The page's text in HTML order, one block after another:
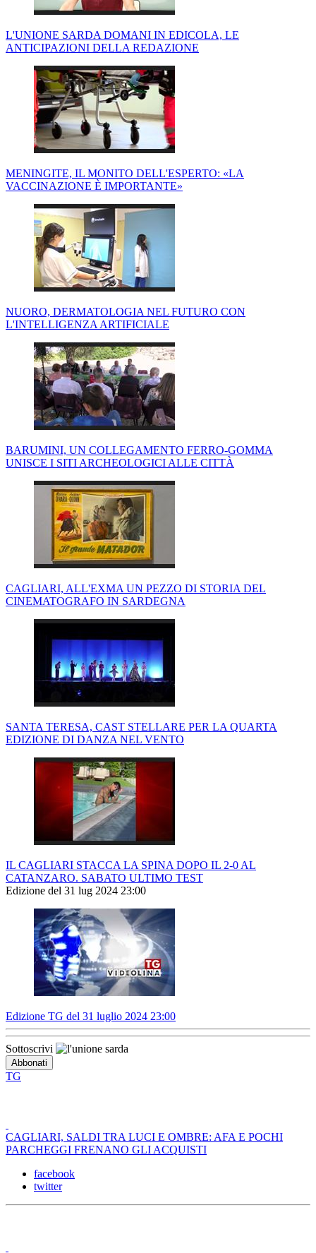
L'UNIONE SARDA DOMANI IN EDICOLA, LE
ANTICIPAZIONI DELLA REDAZIONE
MENINGITE, IL MONITO DELL'ESPERTO: «LA
VACCINAZIONE È IMPORTANTE»
NUORO, DERMATOLOGIA NEL FUTURO CON
L'INTELLIGENZA ARTIFICIALE
BARUMINI, UN COLLEGAMENTO FERRO-GOMMA
UNISCE I SITI ARCHEOLOGICI ALLE CITTÀ
CAGLIARI, ALL'EXMA UN PEZZO DI STORIA DEL
CINEMATOGRAFO IN SARDEGNA
SANTA TERESA, CAST STELLARE PER LA QUARTA
EDIZIONE DI DANZA NEL VENTO
IL CAGLIARI STACCA LA SPINA DOPO IL 2-0 AL
CATANZARO. SABATO ULTIMO TEST
Edizione del 31 lug 2024 23:00
Edizione TG del 31 luglio 2024 23:00
Sottoscrivi
TG
CAGLIARI, SALDI TRA LUCI E OMBRE: AFA E POCHI
PARCHEGGI FRENANO GLI ACQUISTI
facebook
twitter